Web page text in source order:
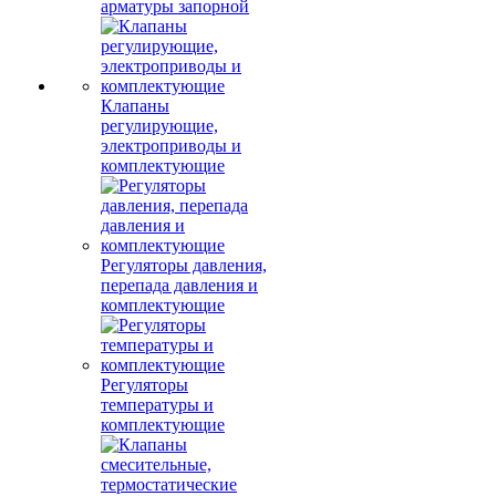
арматуры запорной
Клапаны
регулирующие,
электроприводы и
комплектующие
Регуляторы давления,
перепада давления и
комплектующие
Регуляторы
температуры и
комплектующие